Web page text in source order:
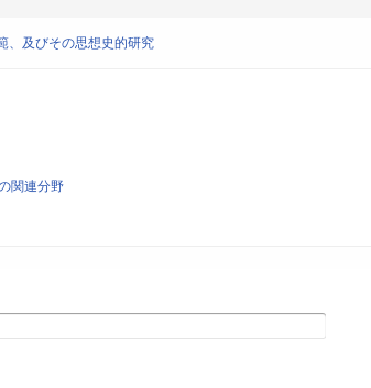
、及びその思想史的研究
関連分野